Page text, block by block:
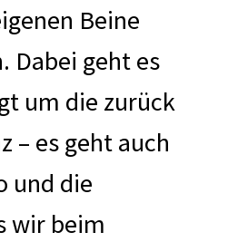
Beine
Dabei geht es
um die zurück
– es geht auch
und die
wir beim